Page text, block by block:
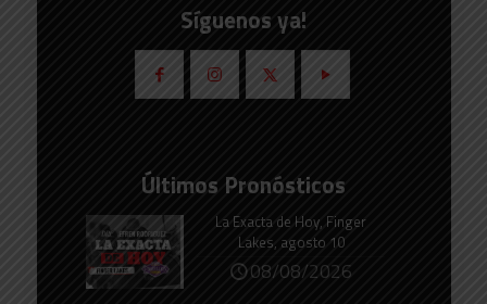
Síguenos ya!
Últimos Pronósticos
La Exacta de Hoy, Finger
Lakes, agosto 10
08/08/2026